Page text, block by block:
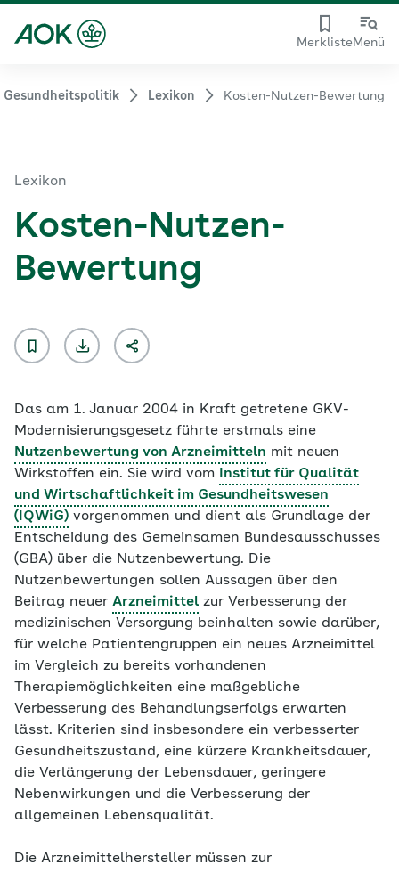
MerklisteMenü
Gesundheitspolitik Lexikon Kosten-Nutzen-Bewertung
Lexikon
Kosten-Nutzen-
Bewertung
Das am 1. Januar 2004 in Kraft getretene GKV-
Modernisierungsgesetz führte erstmals eine
Nutzenbewertung von Arzneimitteln mit neuen
Wirkstoffen ein. Sie wird vom
Institut für Qualität
und Wirtschaftlichkeit im Gesundheitswesen
(IQWiG) vorgenommen und dient als Grundlage der
Entscheidung des Gemeinsamen Bundesausschusses
(GBA) über die Nutzenbewertung. Die
Nutzenbewertungen sollen Aussagen über den
Beitrag neuer Arzneimittel zur Verbesserung der
medizinischen Versorgung beinhalten sowie darüber,
für welche Patientengruppen ein neues Arzneimittel
im Vergleich zu bereits vorhandenen
Therapiemöglichkeiten eine maßgebliche
Verbesserung des Behandlungserfolgs erwarten
lässt. Kriterien sind insbesondere ein verbesserter
Gesundheitszustand, eine kürzere Krankheitsdauer,
die Verlängerung der Lebensdauer, geringere
Nebenwirkungen und die Verbesserung der
allgemeinen Lebensqualität.
Die Arzneimittelhersteller müssen zur